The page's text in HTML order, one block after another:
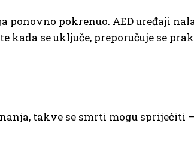
pokrenuo. AED uređaji
kada se uključe, preporučuje se
takve se smrti mogu spriječiti